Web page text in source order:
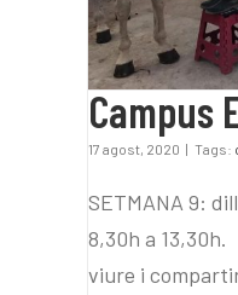
Campus
17 agost, 2020 | Tags:
SETMANA 9:
8,30h a
viure i